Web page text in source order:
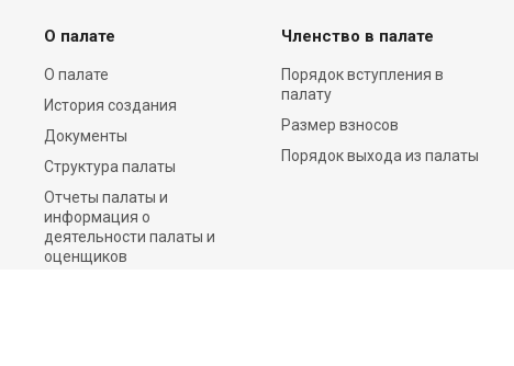
О палате
О палате
История создания
Документы
Структура палаты
Отчеты палаты и
информация о
деятельности палаты и
оценщиков
Членство в палате
Порядок вступления в
палату
Размер взносов
Порядок выхода из палаты